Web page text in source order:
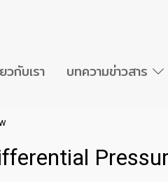
วกับเรา บทความข่าวสาร